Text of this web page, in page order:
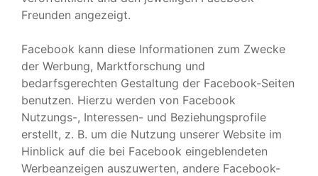
Freunden angezeigt.
Facebook kann diese Informationen zum Zwecke
der Werbung, Marktforschung und
bedarfsgerechten Gestaltung der Facebook-Seiten
benutzen. Hierzu werden von Facebook
Nutzungs-, Interessen- und Beziehungsprofile
erstellt, z. B. um die Nutzung unserer Website im
Hinblick auf die bei Facebook eingeblendeten
Werbeanzeigen auszuwerten, andere Facebook-